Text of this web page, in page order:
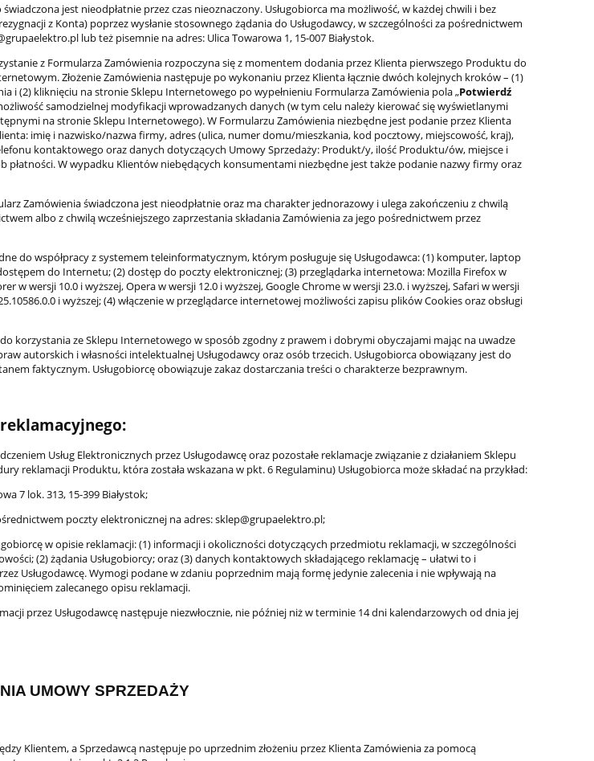
jest nieodpłatnie przez czas nieoznaczony. Usługobiorca ma możliwość, w każdej chwili i bez
z Konta) poprzez wysłanie stosownego żądania do Usługodawcy, w szczególności za pośrednictwem
lub też pisemnie na adres: Ulica Towarowa 1, 15-007 Białystok.
z Formularza Zamówienia rozpoczyna się z momentem dodania przez Klienta pierwszego Produktu do
Złożenie Zamówienia następuje po wykonaniu przez Klienta łącznie dwóch kolejnych kroków – (1)
i (2) kliknięciu na stronie Sklepu Internetowego po wypełnieniu Formularza Zamówienia pola „Potwierdź
samodzielnej modyfikacji wprowadzanych danych (w tym celu należy kierować się wyświetlanymi
na stronie Sklepu Internetowego). W Formularzu Zamówienia niezbędne jest podanie przez Klienta
imię i nazwisko/nazwa firmy, adres (ulica, numer domu/mieszkania, kod pocztowy, miejscowość, kraj),
kontaktowego oraz danych dotyczących Umowy Sprzedaży: Produkt/y, ilość Produktu/ów, miejsce i
W wypadku Klientów niebędących konsumentami niezbędne jest także podanie nazwy firmy oraz
Zamówienia świadczona jest nieodpłatnie oraz ma charakter jednorazowy i ulega zakończeniu z chwilą
albo z chwilą wcześniejszego zaprzestania składania Zamówienia za jego pośrednictwem przez
do współpracy z systemem teleinformatycznym, którym posługuje się Usługodawca: (1) komputer, laptop
do Internetu; (2) dostęp do poczty elektronicznej; (3) przeglądarka internetowa: Mozilla Firefox w
w wersji 10.0 i wyższej, Opera w wersji 12.0 i wyższej, Google Chrome w wersji 23.0. i wyższej, Safari w wersji
i wyższej; (4) włączenie w przeglądarce internetowej możliwości zapisu plików Cookies oraz obsługi
korzystania ze Sklepu Internetowego w sposób zgodny z prawem i dobrymi obyczajami mając na uwadze
autorskich i własności intelektualnej Usługodawcy oraz osób trzecich. Usługobiorca obowiązany jest do
faktycznym. Usługobiorcę obowiązuje zakaz dostarczania treści o charakterze bezprawnym.
Usług Elektronicznych przez Usługodawcę oraz pozostałe reklamacje związanie z działaniem Sklepu
reklamacji Produktu, która została wskazana w pkt. 6 Regulaminu) Usługobiorca może składać na przykład:
7 lok. 313, 15-399 Białystok;
poczty elektronicznej na adres: sklep@grupaelektro.pl;
w opisie reklamacji: (1) informacji i okoliczności dotyczących przedmiotu reklamacji, w szczególności
(2) żądania Usługobiorcy; oraz (3) danych kontaktowych składającego reklamację – ułatwi to i
Usługodawcę. Wymogi podane w zdaniu poprzednim mają formę jedynie zalecenia i nie wpływają na
zalecanego opisu reklamacji.
przez Usługodawcę następuje niezwłocznie, nie później niż w terminie 14 dni kalendarzowych od dnia jej
UMOWY SPRZEDAŻY
Klientem, a Sprzedawcą następuje po uprzednim złożeniu przez Klienta Zamówienia za pomocą